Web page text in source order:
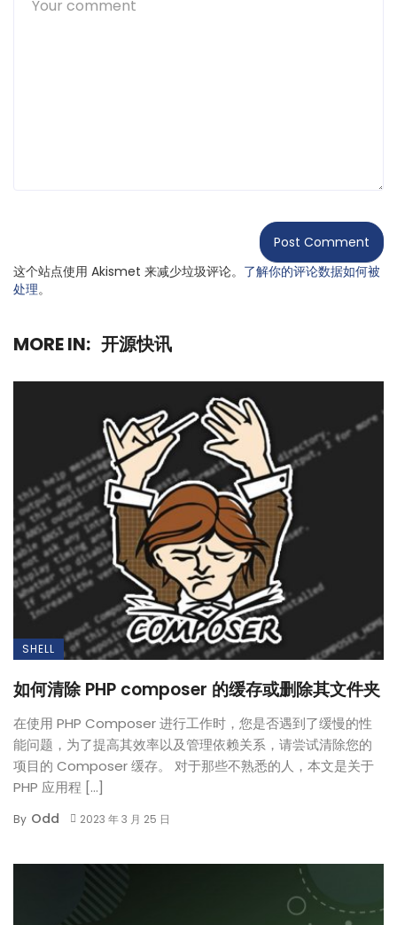
这个站点使用 Akismet 来减少垃圾评论。 了解你的评论数据如何被
处理。
MORE IN: 开源快讯
SHELL
如何清除 PHP composer 的缓存或删除其文件夹
在使用 PHP Composer 进行工作时，您是否遇到了缓慢的性
能问题，为了提高其效率以及管理依赖关系，请尝试清除您的
项目的 Composer 缓存。 对于那些不熟悉的人，本文是关于
PHP 应用程 […]
By Odd 2023 年 3 月 25 日